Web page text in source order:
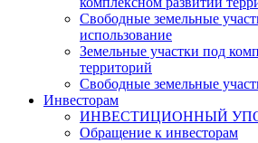
Свободные земельные
использование
Земельные участки под
территорий
Свободные земельные
Инвесторам
ИНВЕСТИЦИОННЫЙ
Обращение к инвесторам